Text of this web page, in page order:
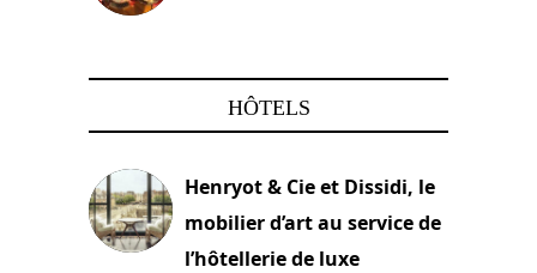
HÔTELS
Henryot & Cie et Dissidi, le
mobilier d’art au service de
l’hôtellerie de luxe